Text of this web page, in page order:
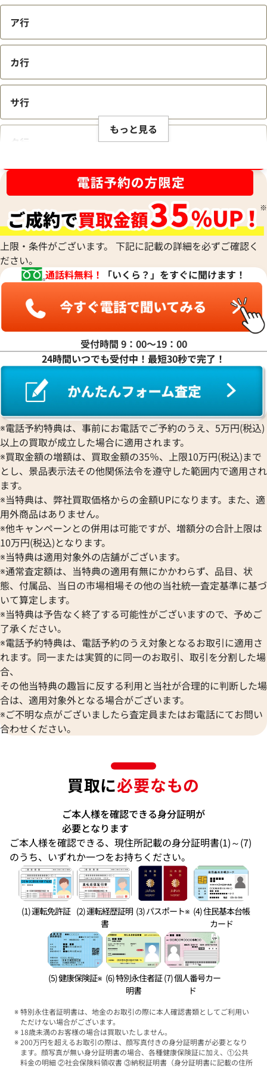
ア行
カ行
サ行
タ行
ハ行
マ行
ヤ行
ワ行
もっと見る
上限・条件がございます。 下記に記載の詳細を必ずご確認く
ださい。
通話料無料！
「いくら？」をすぐに聞けます！
受付時間 9：00〜19：00
24時間いつでも受付中！最短30秒で完了！
※電話予約特典は、事前にお電話でご予約のうえ、5万円(税込)
以上の買取が成立した場合に適用されます。
※買取金額の増額は、買取金額の35％、上限10万円(税込)まで
とし、景品表示法その他関係法令を遵守した範囲内で適用され
ます。
※当特典は、弊社買取価格からの金額UPになります。また、適
用外商品はありません。
※他キャンペーンとの併用は可能ですが、増額分の合計上限は
10万円(税込)となります。
※当特典は適用対象外の店舗がございます。
※通常査定額は、当特典の適用有無にかかわらず、品目、状
態、付属品、当日の市場相場その他の当社統一査定基準に基づ
いて算定します。
※当特典は予告なく終了する可能性がございますので、予めご
了承ください。
※電話予約特典は、電話予約のうえ対象となるお取引に適用さ
れます。同一または実質的に同一のお取引、取引を分割した場
合、
その他当特典の趣旨に反する利用と当社が合理的に判断した場
合は、適用対象外となる場合がございます。
※ご不明な点がございましたら査定員またはお電話にてお問い
合わせください。
買取に必要なもの
ご本人様を確認できる身分証明が
必要となります
ご本人様を確認できる、現住所記載の身分証明書(1)～(7)
のうち、いずれか一つをお持ちください。
(1) 運転免許証 (2) 運転経歴証明
書
(3) パスポート※ (4) 住民基本台帳
カード
(5) 健康保険証※ (6) 特別永住者証
明書
(7) 個人番号カー
ド
特別永住者証明書は、地金のお取引の際に本人確認書類としてご利用い
ただけない場合がございます。
18歳未満のお客様の場合は買取いたしません。
200万円を超えるお取引の際は、顔写真付きの身分証明書が必要となり
ます。顔写真が無い身分証明書の場合、各種健康保険証に加え、①公共
料金の明細 ②社会保険料領収書 ③納税証明書（身分証明書に記載の住所